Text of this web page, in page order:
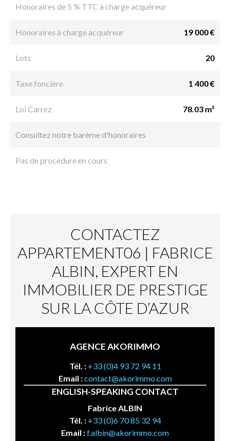
Honoraires de 5 % TTC à charge acquéreur
Honoraires à charge acquéreur 19 000 €
Lots 20
Taxe foncière 1 400 €
Loi Carrez 78.03 m²
Consultez notre barème d'honoraires
Pas de procédure en cours
CONTACTEZ
APPARTEMENT06 | FABRICE
ALBIN, EXPERT EN
IMMOBILIER DE PRESTIGE
SUR LA CÔTE D’AZUR
AGENCE AKORIMMO
Tél. : +33 (0)4 93 72 94 11
Email :contact@akorimmo.com
ENGLISH-SPEAKING CONTACT
Fabrice ALBIN
Tél. : +33 (0)6 70 85 32 94
Email :f.albin@akorimmo.com